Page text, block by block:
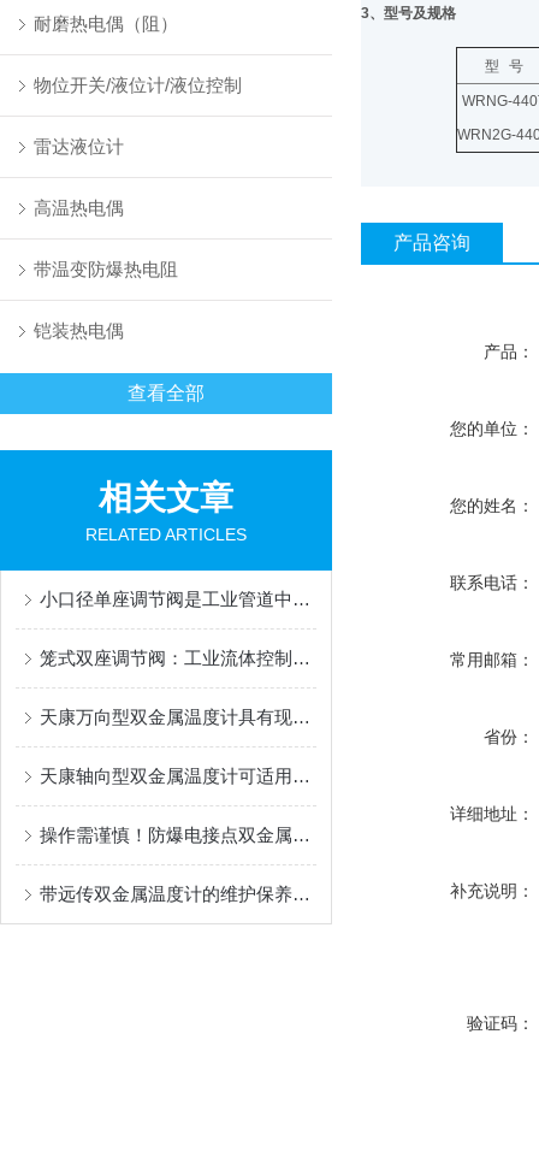
耐磨热电偶（阻）
物位开关/液位计/液位控制
雷达液位计
高温热电偶
带温变防爆热电阻
铠装热电偶
查看全部
相关文章
RELATED ARTICLES
小口径单座调节阀是工业管道中的精密流量控制单元
笼式双座调节阀：工业流体控制中的平衡艺术
天康万向型双金属温度计具有现场显示温度的功能
天康轴向型双金属温度计可适用于较为恶劣的环境条件中
操作需谨慎！防爆电接点双金属温度计操作时需要注意这些
带远传双金属温度计的维护保养需要从多个方面入手
3、型号及规格
型 号
WRNG-
WRN2G-
产品咨询
产品：
您的单位：
您的姓名：
联系电话：
常用邮箱：
省份：
详细地址：
补充说明：
验证码：